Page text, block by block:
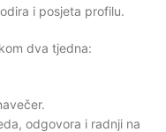
i posjeta profilu.
dva tjedna:
odgovora i radnji na